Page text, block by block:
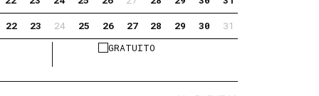
22 23 24 25 26 27 28 29 30 31
GRATUITO